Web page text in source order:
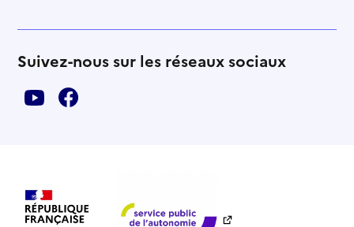
Suivez-nous sur les réseaux sociaux